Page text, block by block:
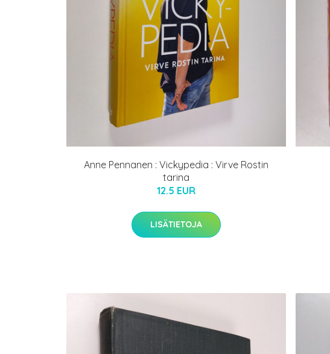
Anne Pennanen : Vickypedia : Virve Rostin
tarina
12.5 EUR
LISÄTIETOJA